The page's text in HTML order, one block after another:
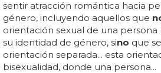
sentir atracción romántica hacia
género, incluyendo aquellos que
orientación sexual de una
su identidad de género, sino que
orientación separada... esta
bisexualidad, donde una persona...